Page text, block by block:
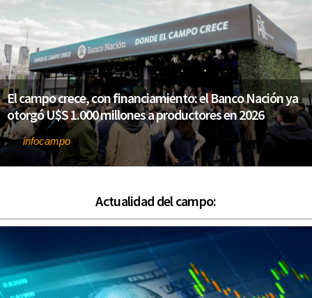
El campo crece, con financiamiento: el Banco Nación ya
otorgó U$S 1.000 millones a productores en 2026
Porinfocampo
Actualidad del campo: